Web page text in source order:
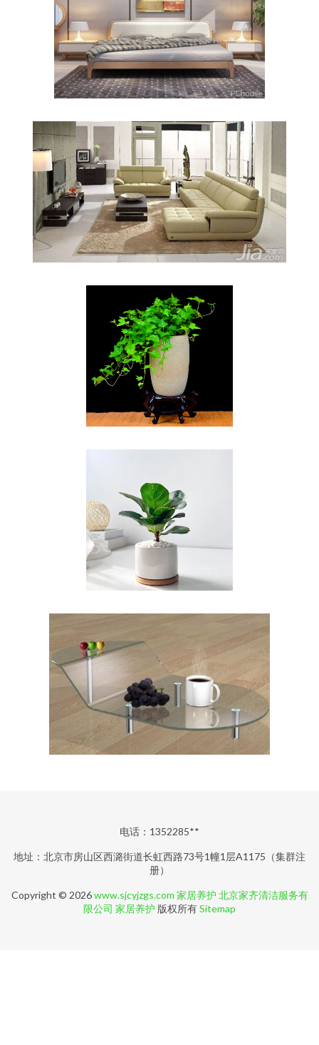
电话：1352285**
地址：北京市房山区西潞街道长虹西路73号1幢1层A1175（集群注
册）
Copyright © 2026www.sjcyjzgs.com 家居养护 北京家齐清洁服务有
限公司 家居养护 版权所有Sitemap